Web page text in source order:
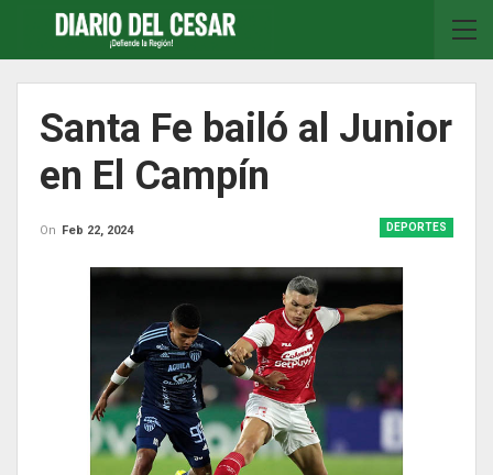
Santa Fe bailó al Junior
en El Campín
DEPORTES
On Feb 22, 2024